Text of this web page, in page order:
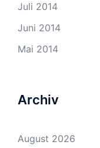
Juli 2014
Juni 2014
Mai 2014
Archiv
August 2026